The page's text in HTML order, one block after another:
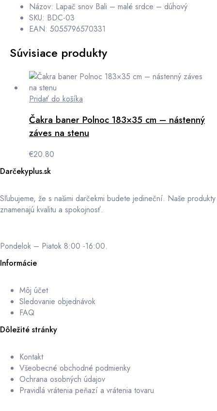
Názov: Lapač snov Bali – malé srdce – dúhový
SKU: BDC-03
EAN: 5055796570331
Súvisiace produkty
Pridať do košíka
Čakra baner Polnoc 183×35 cm – nástenný
záves na stenu
€20.80
Darčekyplus.sk
Sľubujeme, že s našimi darčekmi budete jedineční. Naše produkty
znamenajú kvalitu a spokojnosť.
Pondelok – Piatok 8:00 -16:00.
Informácie
Môj účet
Sledovanie objednávok
FAQ
Dôležité stránky
Kontakt
Všeobecné obchodné podmienky
Ochrana osobných údajov
Pravidlá vrátenia peňazí a vrátenia tovaru